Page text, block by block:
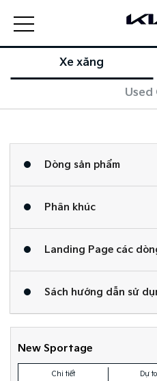
Xe xăng
Used
Dòng sản phẩm
Phân khúc
Landing Page các
Sách hướng dẫn sử
New Sportage
Chi tiết Dự